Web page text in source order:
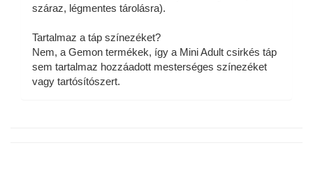
száraz, légmentes tárolásra).
Tartalmaz a táp színezéket?
Nem, a Gemon termékek, így a Mini Adult csirkés táp
sem tartalmaz hozzáadott mesterséges színezéket
vagy tartósítószert.